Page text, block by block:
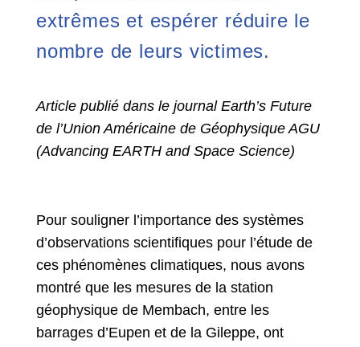
extrêmes et espérer réduire le
nombre de leurs victimes.
Article publié dans le journal Earth’s Future
de l’Union Américaine de Géophysique AGU
(Advancing EARTH and Space Science)
Pour souligner l’importance des systèmes
d’observations scientifiques pour l’étude de
ces phénomènes climatiques, nous avons
montré que les mesures de la station
géophysique de Membach, entre les
barrages d’Eupen et de la Gileppe, ont